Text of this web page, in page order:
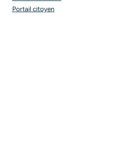
Portail citoyen